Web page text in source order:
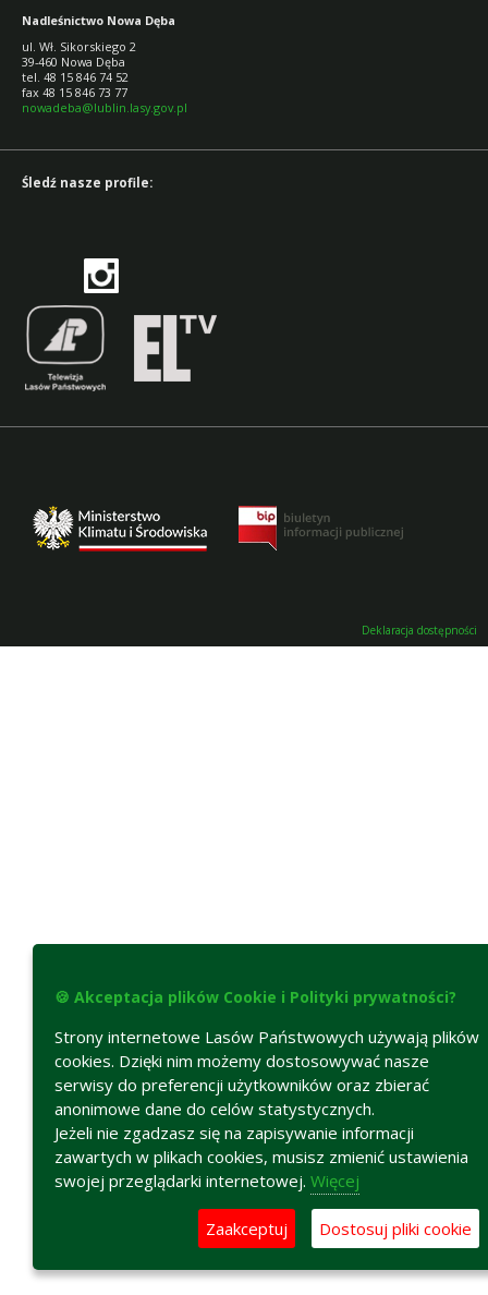
Nadleśnictwo Nowa Dęba
ul. Wł. Sikorskiego 2
39-460 Nowa Dęba
tel. 48 15 846 74 52
fax 48 15 846 73 77
nowadeba@lublin.lasy.gov.pl
Śledź nasze profile:
Deklaracja dostępności
🍪 Akceptacja plików Cookie i Polityki prywatności?
Strony internetowe Lasów Państwowych używają plików
cookies. Dzięki nim możemy dostosowywać nasze
serwisy do preferencji użytkowników oraz zbierać
anonimowe dane do celów statystycznych.
Jeżeli nie zgadzasz się na zapisywanie informacji
zawartych w plikach cookies, musisz zmienić ustawienia
swojej przeglądarki internetowej. Więcej
Zaakceptuj Dostosuj pliki cookie